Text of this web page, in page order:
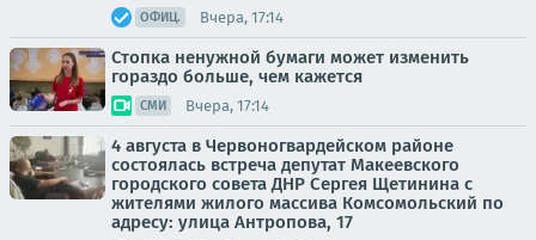
ОФИЦ. Вчера, 17:14
Стопка ненужной бумаги может изменить
гораздо больше, чем кажется
СМИ Вчера, 17:14
4 августа в Червоногвардейском районе
состоялась встреча депутат Макеевского
городского совета ДНР Сергея Щетинина с
жителями жилого массива Комсомольский по
адресу: улица Антропова, 17